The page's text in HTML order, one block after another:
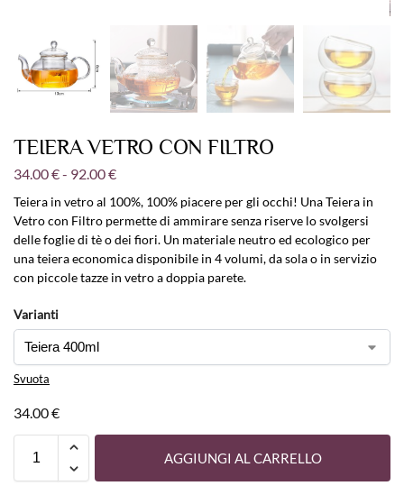
TEIERA VETRO CON FILTRO
34.00€- 92.00€
Teiera in vetro al 100%, 100% piacere per gli occhi! Una Teiera in
Vetro con Filtro permette di ammirare senza riserve lo svolgersi
delle foglie di tè o dei fiori. Un materiale neutro ed ecologico per
una teiera economica disponibile in 4 volumi, da sola o in servizio
con piccole tazze in vetro a doppia parete.
Varianti
Svuota
34.00€
AGGIUNGI AL CARRELLO